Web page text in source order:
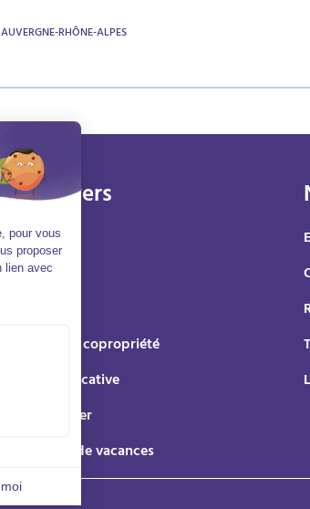
AUVERGNE-RHÔNE-ALPES
Aller vers
Acheter
Louer
Syndic de copropriété
Gestion locative
Éco rénover
Location de vacances